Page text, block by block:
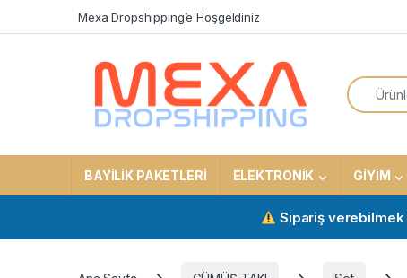
Mexa Dropshıppıng’e Hoşgeldiniz
Search
BAYİLİK PAKETLERİ ELEKTRONİK GİYİM
Sipariş verebilmek için